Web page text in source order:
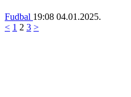
Fudbal 19:08 04.01.2025.
< 1 2 3 >